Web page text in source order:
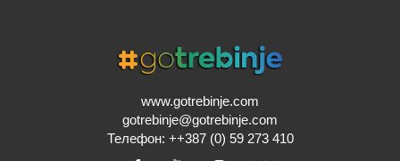
www.gotrebinje.com
gotrebinje@gotrebinje.com
Телефон: ++387 (0) 59 273 410